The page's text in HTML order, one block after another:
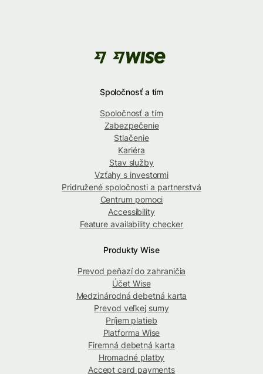
Spoločnosť a tím
Spoločnosť a tím
Zabezpečenie
Stlačenie
Kariéra
Stav služby
Vzťahy s investormi
Pridružené spoločnosti a partnerstvá
Centrum pomoci
Accessibility
Feature availability checker
Produkty Wise
Prevod peňazí do zahraničia
Účet Wise
Medzinárodná debetná karta
Prevod veľkej sumy
Príjem platieb
Platforma Wise
Firemná debetná karta
Hromadné platby
Accept card payments